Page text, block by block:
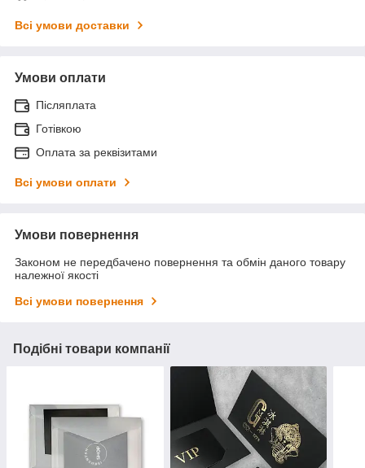
Всі умови доставки
Умови оплати
Післяплата
Готівкою
Оплата за реквізитами
Всі умови оплати
Умови повернення
Законом не передбачено повернення та обмін даного товару
належної якості
Всі умови повернення
Подібні товари компанії